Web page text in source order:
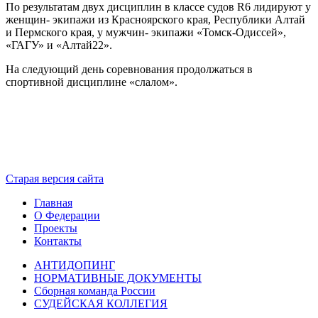
По результатам двух дисциплин в классе судов R6 лидируют у
женщин- экипажи из Красноярского края, Республики Алтай
и Пермского края, у мужчин- экипажи «Томск-Одиссей»,
«ГАГУ» и «Алтай22».
На следующий день соревнования продолжаться в
спортивной дисциплине «слалом».
Старая версия сайта
Главная
О Федерации
Проекты
Контакты
АНТИДОПИНГ
НОРМАТИВНЫЕ ДОКУМЕНТЫ
Сборная команда России
СУДЕЙСКАЯ КОЛЛЕГИЯ